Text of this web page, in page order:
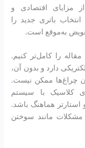
مزایای اقتصادی و
باتری جدید را
به‌موقع است.
مقاله را کامل‌تر کنیم.
دارد و بدون آن،
چراغ‌ها ممکن نیست.
کلاسیک با سیستم
استارتر هماهنگ باشد.
مشکلات مانند سوختن